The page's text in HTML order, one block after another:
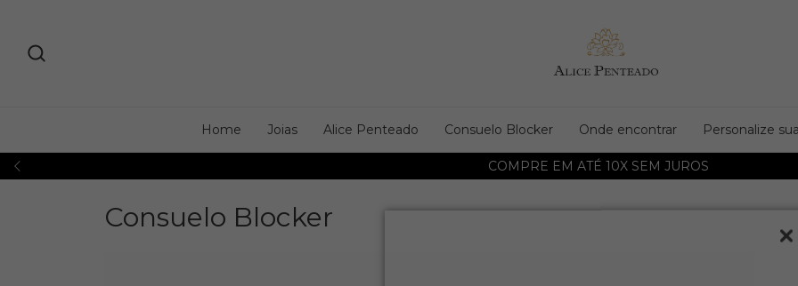
COMPRE EM ATÉ 10X SEM JUROS
Home Joias Alice Penteado Consuelo Blocker Onde encontrar Personalize
Consuelo Blocker